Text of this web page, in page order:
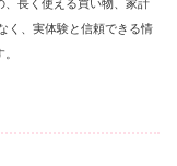
、長く使える買い物、家計
く、実体験と信頼できる情